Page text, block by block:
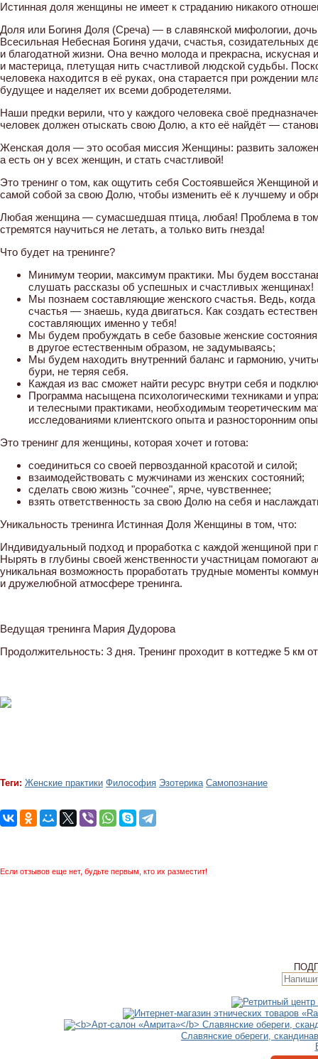
Истинная доля женщины не имеет к страданию никакого
Доля или Богиня Доля (Среча) — в славянской мифологии,
Всесильная Небесная Богиня удачи, счастья, созидательных
и благодатной жизни. Она вечно молода и прекрасна, искусная
и мастерица, плетущая нить счастливой людской судьбы.
человека находится в её руках, она старается при рождении
будущее и наделяет их всеми добродетелями.
Наши предки верили, что у каждого человека своё
человек должен отыскать свою Долю, а кто её найдёт —
Женская доля — это особая миссия Женщины: развить
а есть он у всех женщин, и стать счастливой!
Это тренинг о том, как ощутить себя Состоявшейся Женщиной и
самой собой за свою Долю, чтобы изменить её к лучшему и
Любая женщина — сумасшедшая птица, любая! Проблема в
стремятся научиться не летать, а только вить гнезда!
Что будет на тренинге?
Минимум теории, максимум практики. Мы будем
слушать рассказы об успешных и счастливых женщинах!
Мы познаем составляющие женского счастья. Ведь,
счастья — знаешь, куда двигаться. Как создать
составляющих именно у тебя!
Мы будем пробуждать в себе базовые женские состояния
в другое естественным образом, не задумываясь;
Мы будем находить внутренний баланс и гармонию,
бури, не теряя себя.
Каждая из вас сможет найти ресурс внутри себя и
Программа насыщена психологическими техниками и
и телесными практиками, необходимым теоретическим
исследованиями клиентского опыта и разносторонним
Это тренинг для женщины, которая хочет и готова:
соединиться со своей первозданной красотой и силой;
взаимодействовать с мужчинами из женских состояний;
сделать свою жизнь "сочнее", ярче, чувственнее;
взять ответственность за свою Долю на себя и
Уникальность тренинга Истинная Доля Женщины в том, что:
Индивидуальный подход и проработка с каждой женщиной при
Нырять в глубины своей женственности участницам помогают
уникальная возможность проработать трудные моменты
и дружелюбной атмосфере тренинга.
Ведущая тренинга Мария Дудорова
Продолжительность: 3 дня. Тренинг проходит в коттедже 5 км
Теги: Женские практики Философия Эзотерика Самопознание
Если отзывов еще нет, будьте первым, кто их разместит!
Славянские обереги,